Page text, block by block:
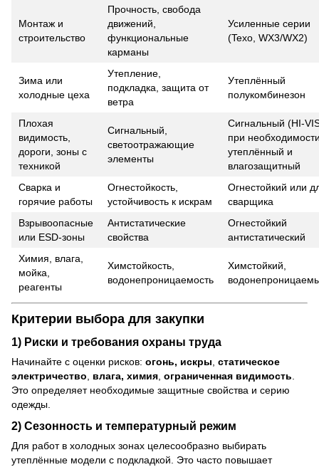
Монтаж и
строительство
Прочность, свобода
движений,
функциональные
карманы
Усиленные серии
(Texo, WX3/WX2)
Зима или
холодные цеха
Утепление,
подкладка, защита от
ветра
Утеплённый
полукомбинезон
Плохая
видимость,
дороги, зоны с
техникой
Сигнальный,
светоотражающие
элементы
Сигнальный (HI-
при
утеплённый и
влагозащитный
Сварка и
горячие работы
Огнестойкость,
устойчивость к искрам
Огнестойкий или
сварщика
Взрывоопасные
или ESD-зоны
Антистатические
свойства
Огнестойкий
антистатический
Химия, влага,
мойка,
реагенты
Химстойкость,
водонепроницаемость
Химстойкий,
Критерии выбора для закупки
1) Риски и требования охраны труда
Начинайте с оценки рисков: огонь, искры статическое
электричество
влага, химия ограниченная видимость
Это определяет необходимые защитные свойства и серию
одежды.
2) Сезонность и температурный режим
Для работ в холодных зонах целесообразно выбирать
утеплённые модели с подкладкой. Это часто повышает